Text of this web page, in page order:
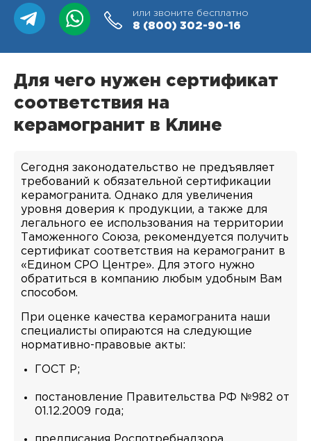
или звоните бесплатно
8 (800) 302-90-16
Для чего нужен сертификат
соответствия на
керамогранит в Клине
Сегодня законодательство не предъявляет
требований к обязательной сертификации
керамогранита. Однако для увеличения
уровня доверия к продукции, а также для
легального ее использования на территории
Таможенного Союза, рекомендуется получить
сертификат соответствия на керамогранит в
«Едином СРО Центре». Для этого нужно
обратиться в компанию любым удобным Вам
способом.
При оценке качества керамогранита наши
специалисты опираются на следующие
нормативно-правовые акты:
ГОСТ Р;
постановление Правительства РФ №982 от
01.12.2009 года;